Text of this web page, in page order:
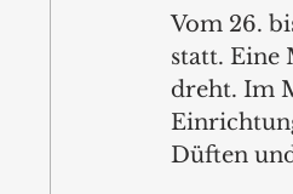
Vom 26.
statt. Eine
dreht. Im
Düften